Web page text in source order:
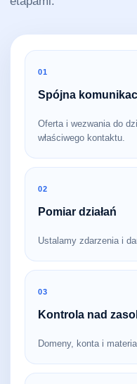
01
Spójna
Oferta i wezwania do
właściwego kontaktu.
02
Pomiar działań
Ustalamy zdarzenia i
03
Kontrola nad
Domeny, konta i